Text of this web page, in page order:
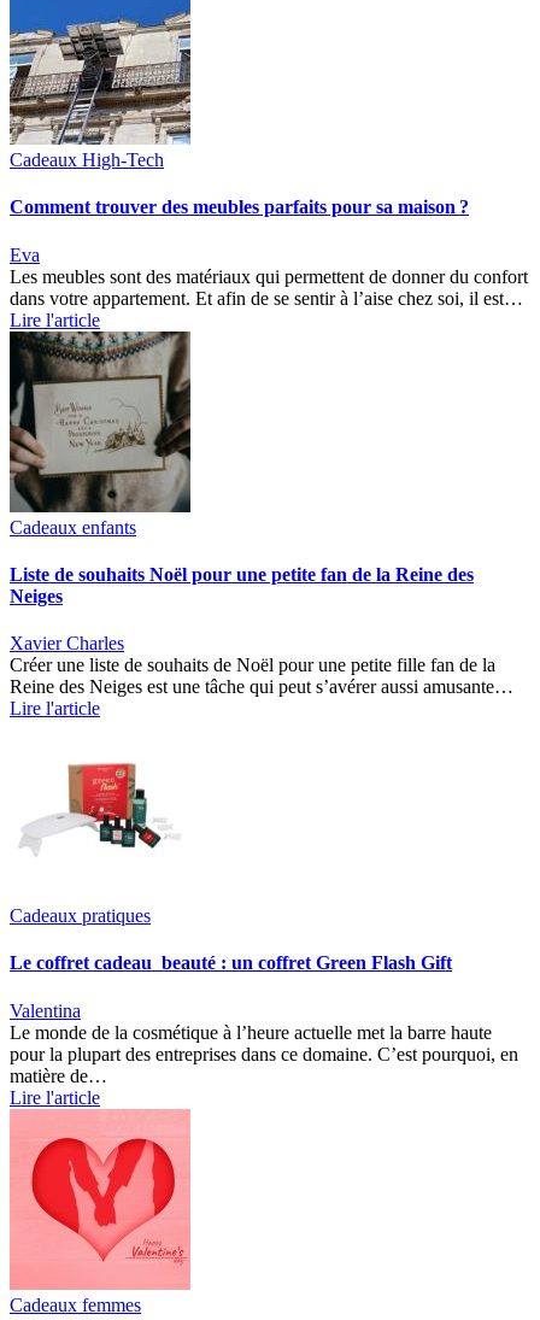
Cadeaux High-Tech
Comment trouver des meubles parfaits pour sa maison ?
Eva
Les meubles sont des matériaux qui permettent de donner du confort
dans votre appartement. Et afin de se sentir à l’aise chez soi, il est…
Lire l'article
Cadeaux enfants
Liste de souhaits Noël pour une petite fan de la Reine des
Neiges
Xavier Charles
Créer une liste de souhaits de Noël pour une petite fille fan de la
Reine des Neiges est une tâche qui peut s’avérer aussi amusante…
Lire l'article
Cadeaux pratiques
Le coffret cadeau beauté : un coffret Green Flash Gift
Valentina
Le monde de la cosmétique à l’heure actuelle met la barre haute
pour la plupart des entreprises dans ce domaine. C’est pourquoi, en
matière de…
Lire l'article
Cadeaux femmes